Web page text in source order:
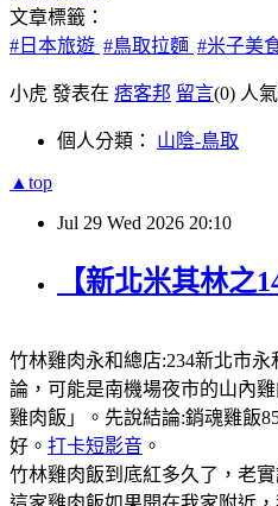
文章標籤：
#日本旅遊 #鳥取拉麵 #米子美
小虎 發表在 痞客邦 留言(0) 人
個人分類： 山陰-鳥取
▲top
Jul 29 Wed 2026 20:10
【新北米其林之
竹林雞肉永和總店:234新北市永
論，可能是南機場夜市的山內
雞肉飯」。先說結論:銷魂雞飯
好。 打卡短影音 。
竹林雞肉飯到底紅多久了，老